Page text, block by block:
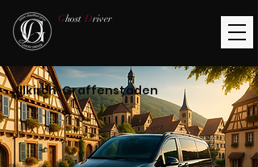
Ghost Driver
Illkirch-Graffenstaden